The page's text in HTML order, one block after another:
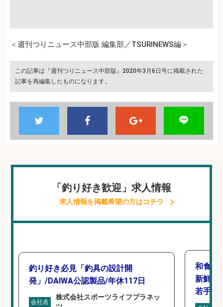
＜週刊つりニュース中部版 編集部／TSURINEWS編＞
この記事は『週刊つりニュース中部版』2020年3月6日号に掲載された
記事を再編集したものになります。
「釣り好き歓迎」求人情報
求人情報を掲載希望の方はコチラ
釣り好き必見「釣具の設計開
発」/DAIWA公認製品/年休117日
会社名
株式会社スポーツライフプラネッ
和食,
新鮮な
若手ス